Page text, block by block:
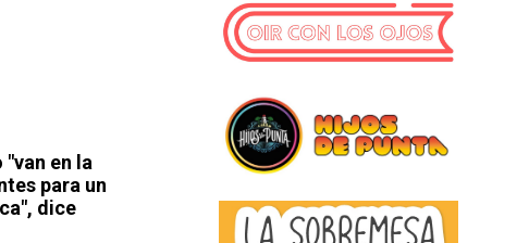
en la
para un
dice